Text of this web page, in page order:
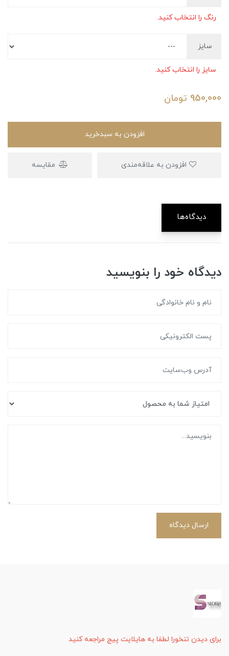
رنگ را انتخاب کنید.
سایز
سایز را انتخاب کنید.
950,000 تومان
افزودن به سبدخرید
مقایسه
دیدگاه‌ها
دیدگاه خود را بنویسید
ارسال دیدگاه
برای دیدن تنخورا لطفا به هایلایت پیج مراجعه کنید